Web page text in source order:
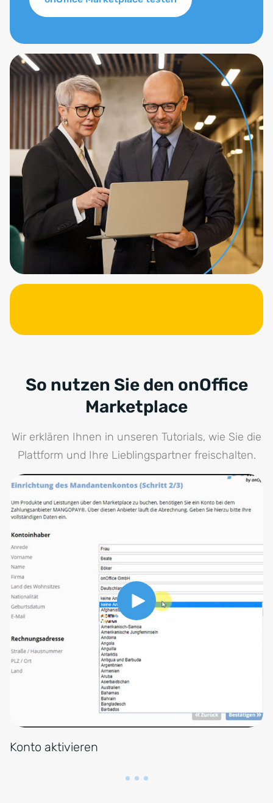
So nutzen Sie den onOffice
Marketplace
Wir erklären Ihnen in unseren Tutorials, wie Sie die
Plattform und Ihre Lieblingspartner freischalten.
Konto aktivieren